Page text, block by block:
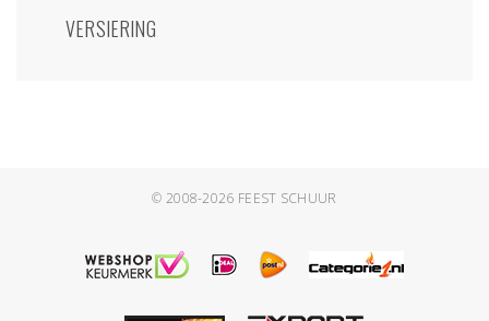
VERSIERING
© 2008-2026 FEEST SCHUUR